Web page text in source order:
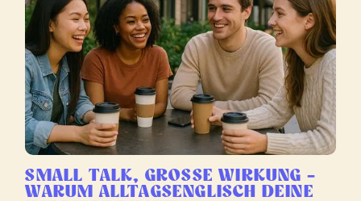
SMALL TALK, GROSSE WIRKUNG – W
ARUM ALLTAGSENGLISCH DEINE K